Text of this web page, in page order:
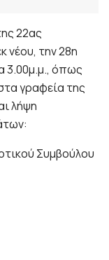
22ας
νέου, την 28η
3.00μ.μ., όπως
γραφεία της
λήψη
Συμβούλου